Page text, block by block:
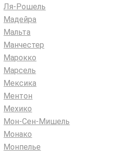
Ля-Рошель
Мадейра
Мальта
Манчестер
Марокко
Марсель
Мексика
Ментон
Мехико
Мон-Сен-Мишель
Монако
Монпелье